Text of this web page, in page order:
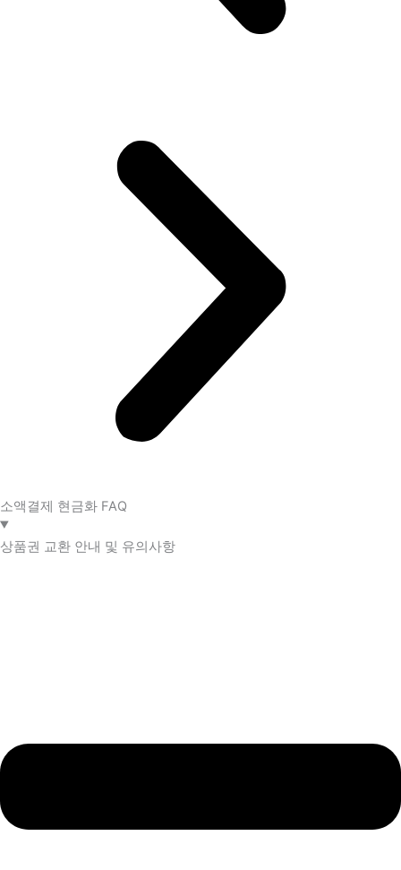
소액결제 현금화 FAQ​
상품권 교환 안내 및 유의사항